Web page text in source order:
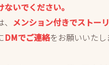
ないでください。
メンション付きでストー
DMでご連絡をお願いいたし